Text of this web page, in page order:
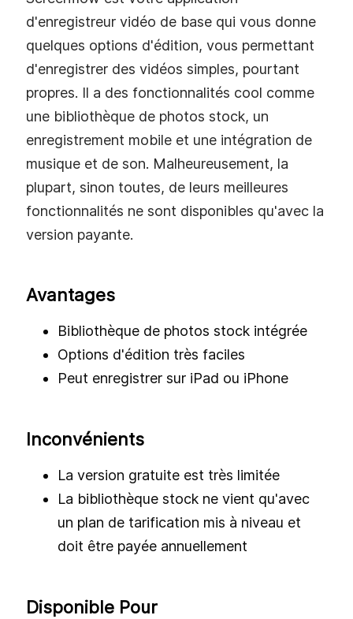
d'enregistreur vidéo de base qui vous donne
quelques options d'édition, vous permettant
d'enregistrer des vidéos simples, pourtant
propres. Il a des fonctionnalités cool comme
une bibliothèque de photos stock, un
enregistrement mobile et une intégration de
musique et de son. Malheureusement, la
plupart, sinon toutes, de leurs meilleures
fonctionnalités ne sont disponibles qu'avec la
version payante.
Avantages
Bibliothèque de photos stock intégrée
Options d'édition très faciles
Peut enregistrer sur iPad ou iPhone
Inconvénients
La version gratuite est très limitée
La bibliothèque stock ne vient qu'avec
un plan de tarification mis à niveau et
doit être payée annuellement
Disponible Pour